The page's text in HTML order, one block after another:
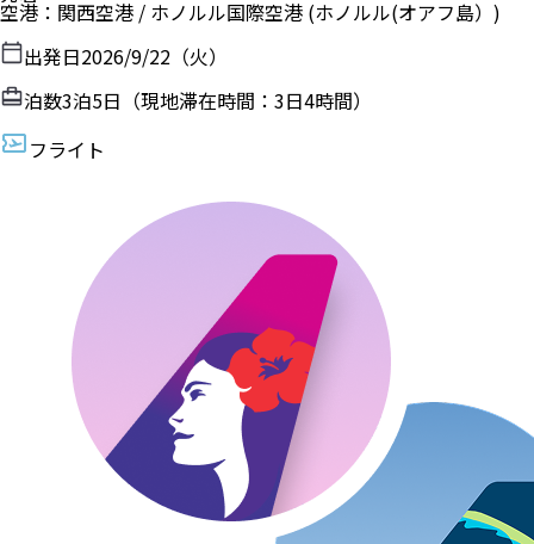
空港 ： 関西空港 / ホノルル国際空港 (ホノルル(オアフ島）)
出発日2026/9/22（火）
泊数3泊5日（現地滞在時間： 3日4時間）
フライト